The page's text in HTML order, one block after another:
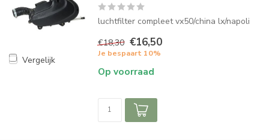
Vergelijk
luchtfilter compleet vx50/china lx/napoli
€18,30 €16,50
Je bespaart 10%
Op voorraad